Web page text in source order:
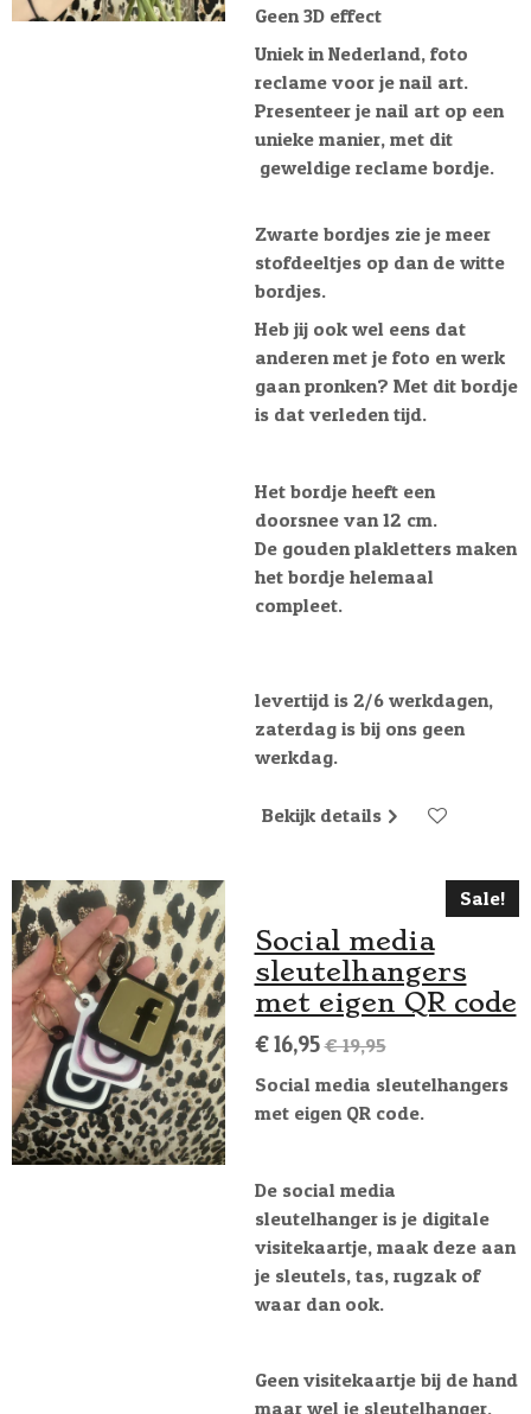
Geen 3D effect
Uniek in Nederland, foto
reclame voor je nail art.
Presenteer je nail art op een
unieke manier, met dit
geweldige reclame bordje.
Zwarte bordjes zie je meer
stofdeeltjes op dan de witte
bordjes.
Heb jij ook wel eens dat
anderen met je foto en werk
gaan pronken? Met dit bordje
is dat verleden tijd.
Het bordje heeft een
doorsnee van 12 cm.
De gouden plakletters maken
het bordje helemaal
compleet.
levertijd is 2/6 werkdagen,
zaterdag is bij ons geen
werkdag.
Bekijk details
Sale!
Social media
sleutelhangers
met eigen QR code
€ 16,95 € 19,95
Social media sleutelhangers
met eigen QR code.
De social media
sleutelhanger is je digitale
visitekaartje, maak deze aan
je sleutels, tas, rugzak of
waar dan ook.
Geen visitekaartje bij de hand
maar wel je sleutelhanger,